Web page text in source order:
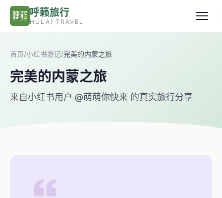
跳转到主要内容
呼籁旅行
HULAI TRAVEL
首页/小红书游记/完美的内蒙之旅
完美的内蒙之旅
来自小红书用户 @萌萌你快来 的真实旅行分享